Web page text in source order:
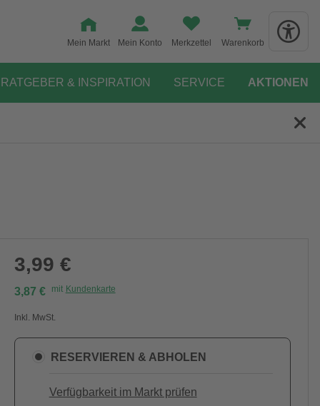
Mein Markt Mein Konto Merkzettel Warenkorb
RATGEBER & INSPIRATION SERVICE AKTIONEN
3,99 €
3,87 € mit Kundenkarte
Inkl. MwSt.
RESERVIEREN & ABHOLEN
Verfügbarkeit im Markt prüfen